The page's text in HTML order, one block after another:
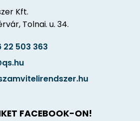
Kft.
Tolnai. u. 34.
22 503 363
FACEBOOK-ON!